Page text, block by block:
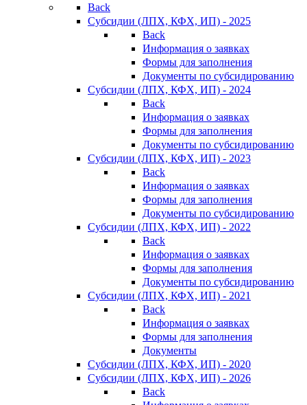
Back
Субсидии (ЛПХ, КФХ, ИП) - 2025
Back
Информация о заявках
Формы для заполнения
Документы по субсидированию
Субсидии (ЛПХ, КФХ, ИП) - 2024
Back
Информация о заявках
Формы для заполнения
Документы по субсидированию
Субсидии (ЛПХ, КФХ, ИП) - 2023
Back
Информация о заявках
Формы для заполнения
Документы по субсидированию
Субсидии (ЛПХ, КФХ, ИП) - 2022
Back
Информация о заявках
Формы для заполнения
Документы по субсидированию
Субсидии (ЛПХ, КФХ, ИП) - 2021
Back
Информация о заявках
Формы для заполнения
Документы
Субсидии (ЛПХ, КФХ, ИП) - 2020
Субсидии (ЛПХ, КФХ, ИП) - 2026
Back